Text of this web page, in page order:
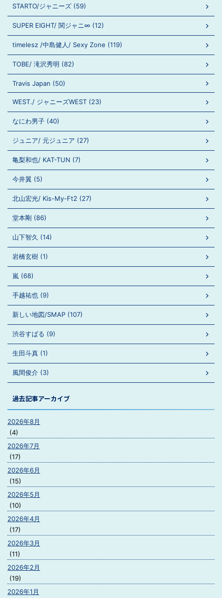
STARTO/ジャニーズ (59)
SUPER EIGHT/ 関ジャニ∞ (12)
timelesz /中島健人/ Sexy Zone (119)
TOBE/ 滝沢秀明 (82)
Travis Japan (50)
WEST./ ジャニーズWEST (23)
なにわ男子 (40)
ジュニア/ 元ジュニア (27)
亀梨和也/ KAT-TUN (7)
今井翼 (5)
北山宏光/ Kis-My-Ft2 (27)
堂本剛 (86)
山下智久 (14)
岩橋玄樹 (1)
嵐 (68)
手越祐也 (9)
新しい地図/SMAP (107)
渋谷すばる (9)
生田斗真 (1)
風間俊介 (3)
過去記事アーカイブ
2026年8月
(4)
2026年7月
(17)
2026年6月
(15)
2026年5月
(10)
2026年4月
(17)
2026年3月
(11)
2026年2月
(19)
2026年1月